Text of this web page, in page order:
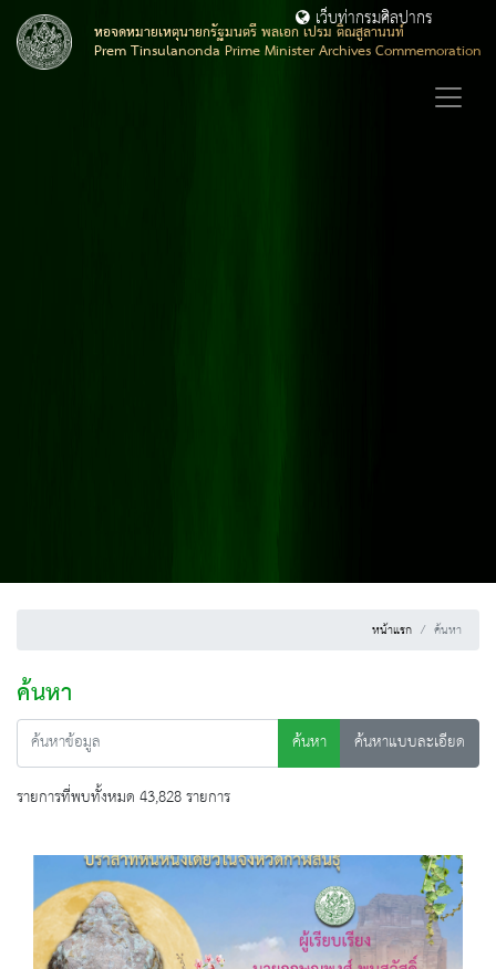
หอจดหมายเหตุนายกรัฐมนตรี พลเอก เปรม ติณสูลานนท์
Prem Tinsulanonda Prime Minister Archives Commemoration
เว็บท่ากรมศิลปากร
หน้าแรก ค้นหา
ค้นหา
ค้นหา
ค้นหาแบบละเอียด
รายการที่พบทั้งหมด 43,828 รายการ